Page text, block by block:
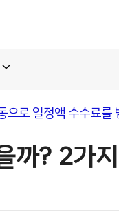
으로 일정액 수수료를
까? 2가